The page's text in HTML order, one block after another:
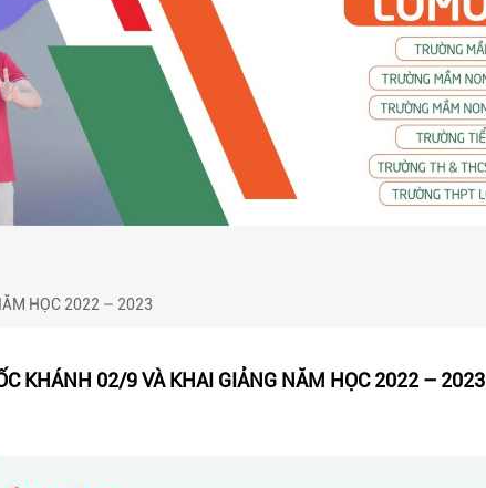
HỌC 2022 – 2023
KHÁNH 02/9 VÀ KHAI GIẢNG NĂM HỌC 2022 – 2023